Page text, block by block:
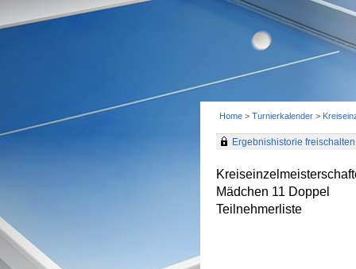
Home > Turnierkalender >
Ergebnishistorie freischalten
Mädchen 11 Doppel
Teilnehmerliste